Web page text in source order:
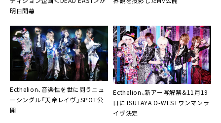
明日開幕
Ecthelion、音楽性を世に問うニュ
ーシングル「天帝レイヴ」SPOT公
開
Ecthelion、新アー写解禁&11月19
日にTSUTAYA O-WESTワンマンラ
イヴ決定